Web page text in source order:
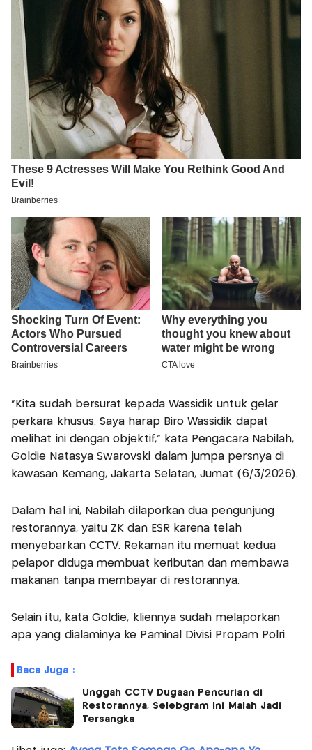
“Kita sudah bersurat kepada Wassidik untuk gelar
perkara khusus. Saya harap Biro Wassidik dapat
melihat ini dengan objektif,” kata Pengacara Nabilah,
Goldie Natasya Swarovski dalam jumpa persnya di
kawasan Kemang, Jakarta Selatan, Jumat (6/3/2026).
Dalam hal ini, Nabilah dilaporkan dua pengunjung
restorannya, yaitu ZK dan ESR karena telah
menyebarkan CCTV. Rekaman itu memuat kedua
pelapor diduga membuat keributan dan membawa
makanan tanpa membayar di restorannya.
Selain itu, kata Goldie, kliennya sudah melaporkan
apa yang dialaminya ke Paminal Divisi Propam Polri.
Baca Juga :
Unggah CCTV Dugaan Pencurian di
Restorannya, Selebgram Ini Malah Jadi
Tersangka